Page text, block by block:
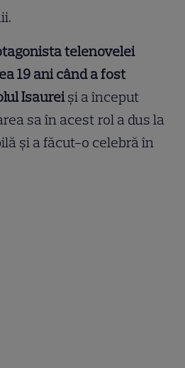
telenovelei
19 ani când a fost
Isaureiși a început
sa în acest rol a dus la
și a făcut-o celebră în